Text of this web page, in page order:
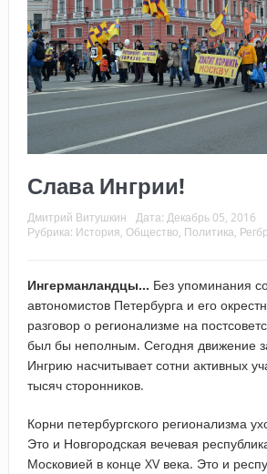
Слава Ингрии!
Дмитрий Витушкин Дата: Декабрь 05, 2016
Рубрика: История, Общество, Политика,
Ингерманландцы… Без упоминания
автономистов Петербурга и его
разговор о регионализме на
был бы неполным. Сегодня движение
Ингрию насчитывает сотни активных
тысяч сторонников.
Корни петербургского регионализма
Это и Новгородская вечевая
Московией в конце XV века. Это и